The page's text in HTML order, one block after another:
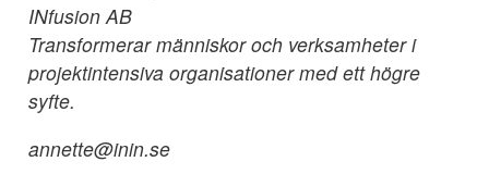
INfusion AB
Transformerar människor och verksamheter i
projektintensiva organisationer med ett högre
syfte.
annette@inin.se